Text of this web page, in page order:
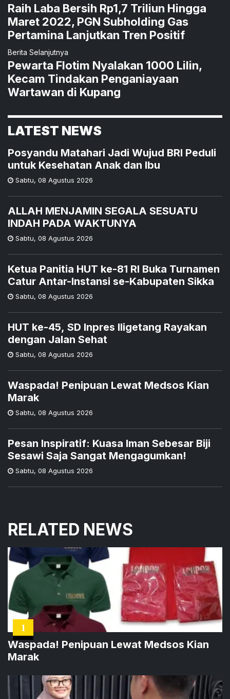
Raih Laba Bersih Rp1,7 Triliun Hingga
Maret 2022, PGN Subholding Gas
Pertamina Lanjutkan Tren Positif
Berita Selanjutnya
Pewarta Flotim Nyalakan 1000 Lilin,
Kecam Tindakan Penganiayaan
Wartawan di Kupang
LATEST NEWS
Posyandu Matahari Jadi Wujud BRI Peduli
untuk Kesehatan Anak dan Ibu
Sabtu, 08 Agustus 2026
ALLAH MENJAMIN SEGALA SESUATU
INDAH PADA WAKTUNYA
Sabtu, 08 Agustus 2026
Ketua Panitia HUT ke-81 RI Buka Turnamen
Catur Antar-Instansi se-Kabupaten Sikka
Sabtu, 08 Agustus 2026
HUT ke-45, SD Inpres Iligetang Rayakan
dengan Jalan Sehat
Sabtu, 08 Agustus 2026
Waspada! Penipuan Lewat Medsos Kian
Marak
Sabtu, 08 Agustus 2026
Pesan Inspiratif: Kuasa Iman Sebesar Biji
Sesawi Saja Sangat Mengagumkan!
Sabtu, 08 Agustus 2026
RELATED NEWS
1
Waspada! Penipuan Lewat Medsos Kian
Marak